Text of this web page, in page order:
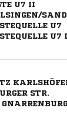
U7 II
U7
U7
STR.